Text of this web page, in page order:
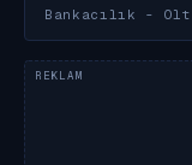
Bankacılık -